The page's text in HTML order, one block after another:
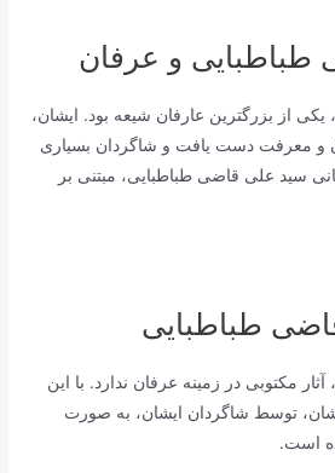
و عرفان
از بزرگترین عارفان شیعه بود. ایشان،
و معرفت دست یافت و شاگردان بسیاری
سید علی قاضی طباطبایی، مبتنی بر
طباطبایی
مکتوبی در زمینه عرفان ندارد. با این
توسط شاگردان ایشان، به صورت
است.